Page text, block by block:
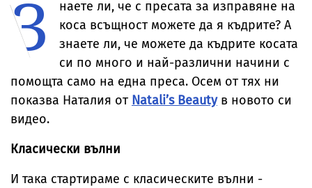
тялото ѝ
Хамилтън
З
наете ли, че с пресата за изправяне на
коса всъщност можете да я къдрите? А
знаете ли, че можете да къдрите косата
си по много и най-различни начини с
помощта само на една преса. Осем от тях ни
показва Наталия от Natali’s Beautyв новото си
видео.
Класически вълни
И така стартираме с класическите вълни -